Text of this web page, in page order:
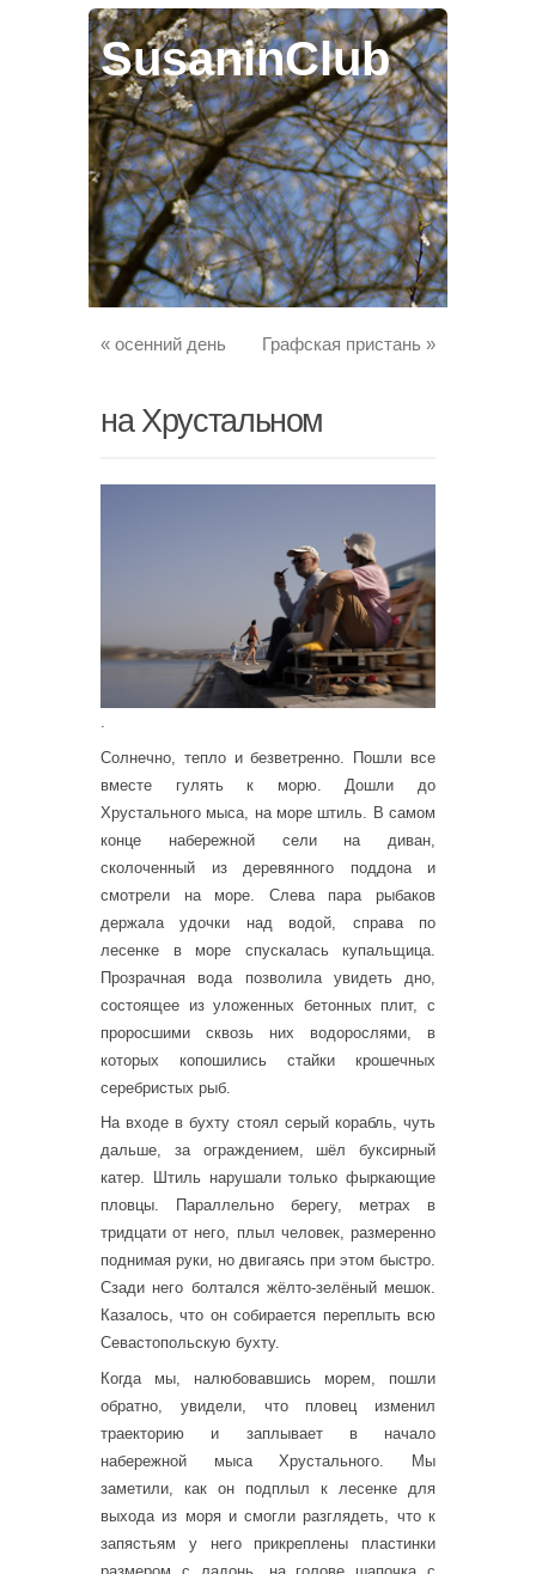
SusaninClub
« осенний день Графская пристань »
на Хрустальном
.
Солнечно, тепло и безветренно. Пошли все
вместе гулять к морю. Дошли до
Хрустального мыса, на море штиль. В самом
конце набережной сели на диван,
сколоченный из деревянного поддона и
смотрели на море. Слева пара рыбаков
держала удочки над водой, справа по
лесенке в море спускалась купальщица.
Прозрачная вода позволила увидеть дно,
состоящее из уложенных бетонных плит, с
проросшими сквозь них водорослями, в
которых копошились стайки крошечных
серебристых рыб.
На входе в бухту стоял серый корабль, чуть
дальше, за ограждением, шёл буксирный
катер. Штиль нарушали только фыркающие
пловцы. Параллельно берегу, метрах в
тридцати от него, плыл человек, размеренно
поднимая руки, но двигаясь при этом быстро.
Сзади него болтался жёлто-зелёный мешок.
Казалось, что он собирается переплыть всю
Севастопольскую бухту.
Когда мы, налюбовавшись морем, пошли
обратно, увидели, что пловец изменил
траекторию и заплывает в начало
набережной мыса Хрустального. Мы
заметили, как он подплыл к лесенке для
выхода из моря и смогли разглядеть, что к
запястьям у него прикреплены пластинки